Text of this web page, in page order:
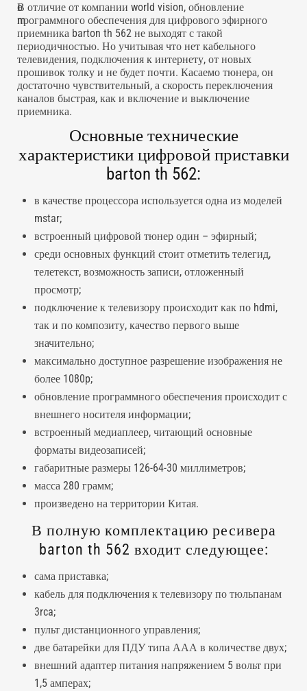
В отличие от компании world vision, обновление
программного обеспечения для цифрового эфирного
приемника barton th 562 не выходят с такой
периодичностью. Но учитывая что нет кабельного
телевидения, подключения к интернету, от новых
прошивок толку и не будет почти. Касаемо тюнера, он
достаточно чувствительный, а скорость переключения
каналов быстрая, как и включение и выключение
приемника.
Основные технические
характеристики цифровой приставки
barton th 562:
в качестве процессора используется одна из моделей
mstar;
встроенный цифровой тюнер один – эфирный;
среди основных функций стоит отметить телегид,
телетекст, возможность записи, отложенный
просмотр;
подключение к телевизору происходит как по hdmi,
так и по композиту, качество первого выше
значительно;
максимально доступное разрешение изображения не
более 1080p;
обновление программного обеспечения происходит с
внешнего носителя информации;
встроенный медиаплеер, читающий основные
форматы видеозаписей;
габаритные размеры 126-64-30 миллиметров;
масса 280 грамм;
произведено на территории Китая.
В полную комплектацию ресивера
barton th 562 входит следующее:
сама приставка;
кабель для подключения к телевизору по тюльпанам
3rca;
пульт дистанционного управления;
две батарейки для ПДУ типа ААА в количестве двух;
внешний адаптер питания напряжением 5 вольт при
1,5 амперах;